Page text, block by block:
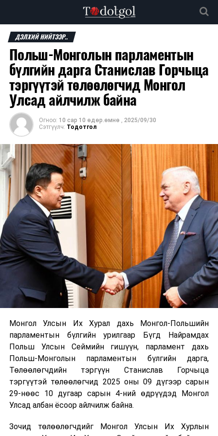
ДЭЛХИЙ НИЙТЭЭР..
Польш-Монголын парламентын
бүлгийн дарга Станислав Горчыца
тэргүүтэй төлөөлөгчид Монгол
Улсад айлчилж байна
Огноо: 10 сар 10 өдөр.өмнө , 2025/09/30
Сэтгүүлч: Тодотгол
Монгол Улсын Их Хурал дахь Монгол-Польшийн
парламентын бүлгийн урилгаар Бүгд Найрамдах
Польш Улсын Сеймийн гишүүн, парламент дахь
Польш-Монголын парламентын бүлгийн дарга,
Төлөөлөгчдийн тэргүүн Станислав Горчыца
тэргүүтэй төлөөлөгчид 2025 оны 09 дүгээр сарын
29-нөөс 10 дугаар сарын 4-ний өдрүүдэд Монгол
Улсад албан ёсоор айлчилж байна.
Зочид төлөөлөгчдийг Монгол Улсын Их Хурлын